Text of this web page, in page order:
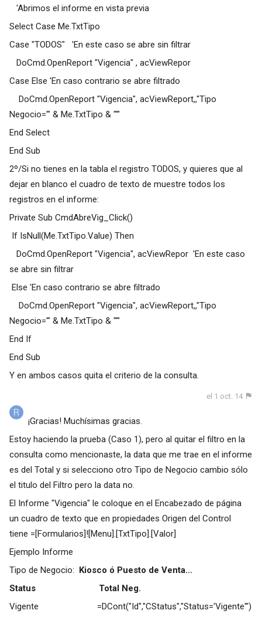
'Abrimos el informe en vista previa
Select Case Me.TxtTipo
Case "TODOS" 'En este caso se abre sin filtrar
DoCmd.OpenReport "Vigencia" , acViewRepor
Case Else 'En caso contrario se abre filtrado
DoCmd.OpenReport "Vigencia", acViewReport,,"Tipo
Negocio='" & Me.TxtTipo & "'"
End Select
End Sub
2º/Si no tienes en la tabla el registro TODOS, y quieres que al
dejar en blanco el cuadro de texto de muestre todos los
registros en el informe:
Private Sub CmdAbreVig_Click()
If IsNull(Me.TxtTipo.Value) Then
DoCmd.OpenReport "Vigencia", acViewRepor 'En este caso
se abre sin filtrar
Else 'En caso contrario se abre filtrado
DoCmd.OpenReport "Vigencia", acViewReport,,"Tipo
Negocio='" & Me.TxtTipo & "'"
End If
End Sub
Y en ambos casos quita el criterio de la consulta.
el 1 oct. 14
¡Gracias! Muchísimas gracias.
Estoy haciendo la prueba (Caso 1), pero al quitar el filtro en la
consulta como mencionaste, la data que me trae en el informe
es del Total y si selecciono otro Tipo de Negocio cambio sólo
el titulo del Filtro pero la data no.
El Informe "Vigencia" le coloque en el Encabezado de página
un cuadro de texto que en propiedades Origen del Control
tiene =[Formularios]![Menu].[TxtTipo].[Valor]
Ejemplo Informe
Tipo de Negocio: Kiosco ó Puesto de Venta...
Status
Total Neg.
Vigente =DCont("Id","CStatus","Status='Vigente'")